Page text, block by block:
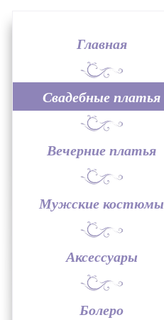
Главная
Свадебные платья
Вечерние платья
Мужские костюмы
Аксессуары
Болеро